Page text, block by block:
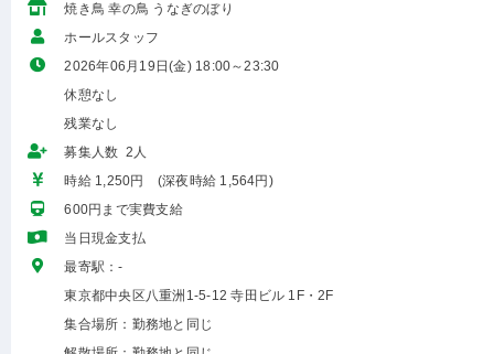
焼き鳥 幸の鳥 うなぎのぼり
ホールスタッフ
2026年06月19日(金) 18:00～23:30
休憩なし
残業なし
募集人数 2人
時給 1,250円 (深夜時給 1,564円)
600円まで実費支給
当日現金支払
最寄駅：-
東京都中央区八重洲1-5-12 寺田ビル 1F・2F
集合場所：勤務地と同じ